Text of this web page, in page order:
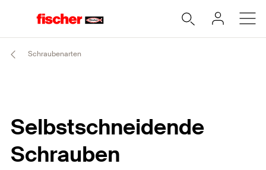
Schraubenarten
Selbstschneidende
Schrauben